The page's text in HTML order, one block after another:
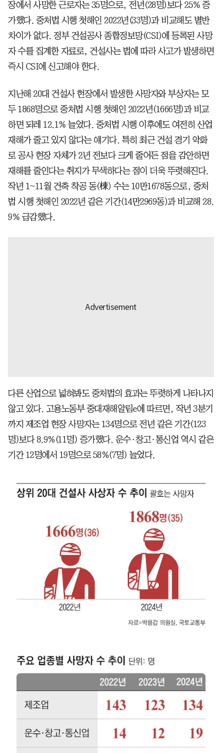
장에서 사망한 근로자는 35명으로, 전년(28명)보다 25% 증
가했다. 중처법 시행 첫해인 2022년(33명)과 비교해도 별반
차이가 없다. 정부 건설공사 종합정보망(CSI)에 등록된 사망
자 수를 집계한 자료로, 건설사는 법에 따라 사고가 발생하면
즉시 CSI에 신고해야 한다.
지난해 20대 건설사 현장에서 발생한 사망자와 부상자는 모
두 1868명으로 중처법 시행 첫해인 2022년(1666명)과 비교
하면 되레 12.1% 늘었다. 중처법 시행 이후에도 여전히 산업
재해가 줄고 있지 않다는 얘기다. 특히 최근 건설 경기 악화
로 공사 현장 자체가 2년 전보다 크게 줄어든 점을 감안하면
재해를 줄인다는 취지가 무색하다는 점이 더욱 뚜렷해진다.
작년 1~11월 건축 착공 동(棟) 수는 10만1678동으로, 중처
법 시행 첫해인 2022년 같은 기간(14만2969동)과 비교해 28.
9% 급감했다.
다른 산업으로 넓혀봐도 중처법의 효과는 뚜렷하게 나타나지
않고 있다. 고용노동부 중대재해알림e에 따르면, 작년 3분기
까지 제조업 현장 사망자는 134명으로 전년 같은 기간(123
명)보다 8.9%(11명) 증가했다. 운수·창고·통신업 역시 같은
기간 12명에서 19명으로 58%(7명) 늘었다.